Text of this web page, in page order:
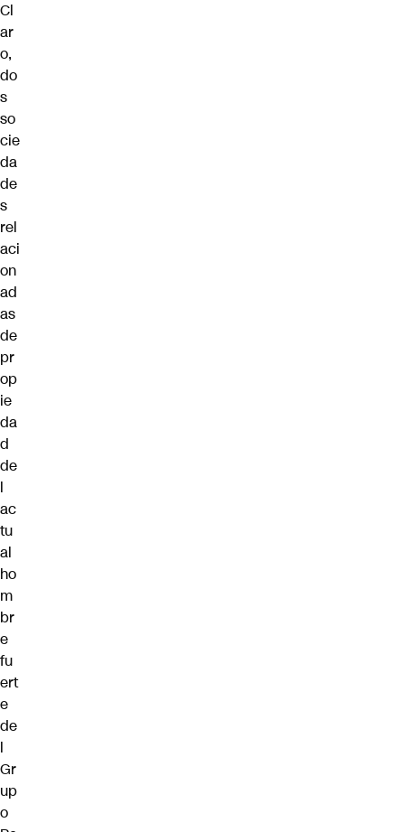
Cl
ar
o,
do
s
so
cie
da
de
s
rel
aci
on
ad
as
de
pr
op
ie
da
d
de
l
ac
tu
al
ho
m
br
e
fu
ert
e
de
l
Gr
up
o